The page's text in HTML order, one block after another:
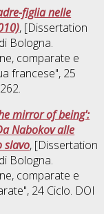
figlia nelle
, [Dissertation
Bologna.
comparate e
francese", 25
mirror of being':
Nabokov alle
slavo, [Dissertation
Bologna.
comparate e
, 24 Ciclo. DOI